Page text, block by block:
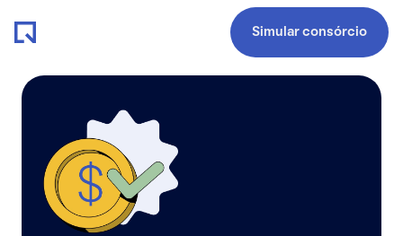
Simular consórcio